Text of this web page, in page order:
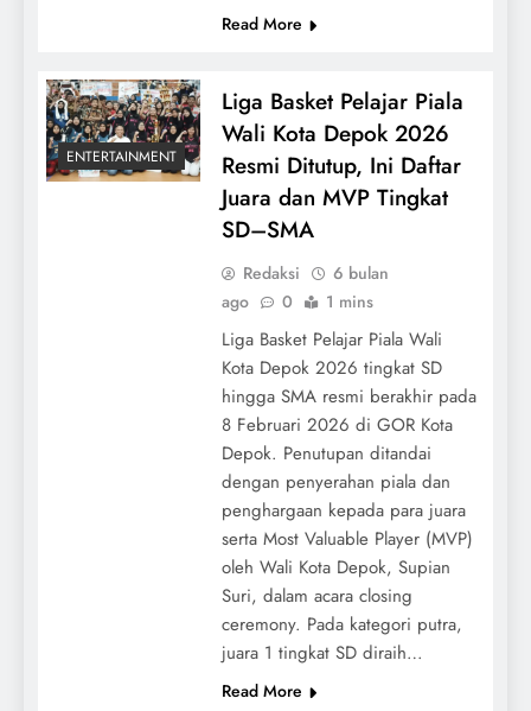
Read More
ENTERTAINMENT
Liga Basket Pelajar Piala
Wali Kota Depok 2026
Resmi Ditutup, Ini Daftar
Juara dan MVP Tingkat
SD–SMA
Redaksi
6 bulan
ago
0 1 mins
Liga Basket Pelajar Piala Wali
Kota Depok 2026 tingkat SD
hingga SMA resmi berakhir pada
8 Februari 2026 di GOR Kota
Depok. Penutupan ditandai
dengan penyerahan piala dan
penghargaan kepada para juara
serta Most Valuable Player (MVP)
oleh Wali Kota Depok, Supian
Suri, dalam acara closing
ceremony. Pada kategori putra,
juara 1 tingkat SD diraih…
Read More